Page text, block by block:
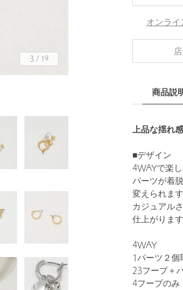
3 / 19
オンライ
商品説
上品な揺れ
■デザイン
4WAYで楽し
パーツが着
変えられます
カジュアル
仕上がります
4WAY
1パーツ２個
23フープ＋
4フープのみ